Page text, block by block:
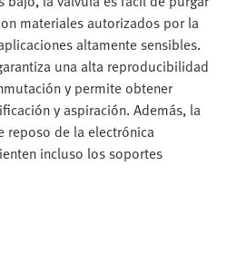
materiales autorizados por la
altamente sensibles.
una alta reproducibilidad
y permite obtener
y aspiración. Además, la
reposo de la electrónica
incluso los soportes